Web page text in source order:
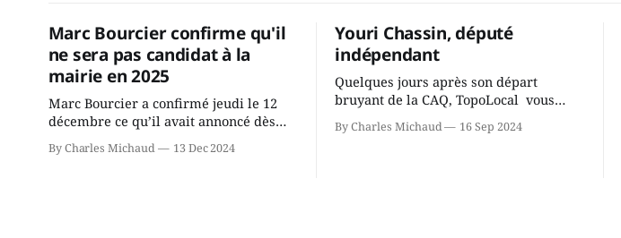
Marc Bourcier confirme qu'il
ne sera pas candidat à la
mairie en 2025
Marc Bourcier a confirmé jeudi le 12
décembre ce qu’il avait annoncé dès
2021: il ne sollicitera pas de deuxième
mandat à titre de maire de Saint-
By Charles Michaud 13 Dec 2024
Youri Chassin, député
indépendant
Quelques jours après son départ
bruyant de la CAQ, TopoLocal vous
présente une conversation avec Youri
Chassin. Nous avons causé de sa
By Charles Michaud 16 Sep 2024